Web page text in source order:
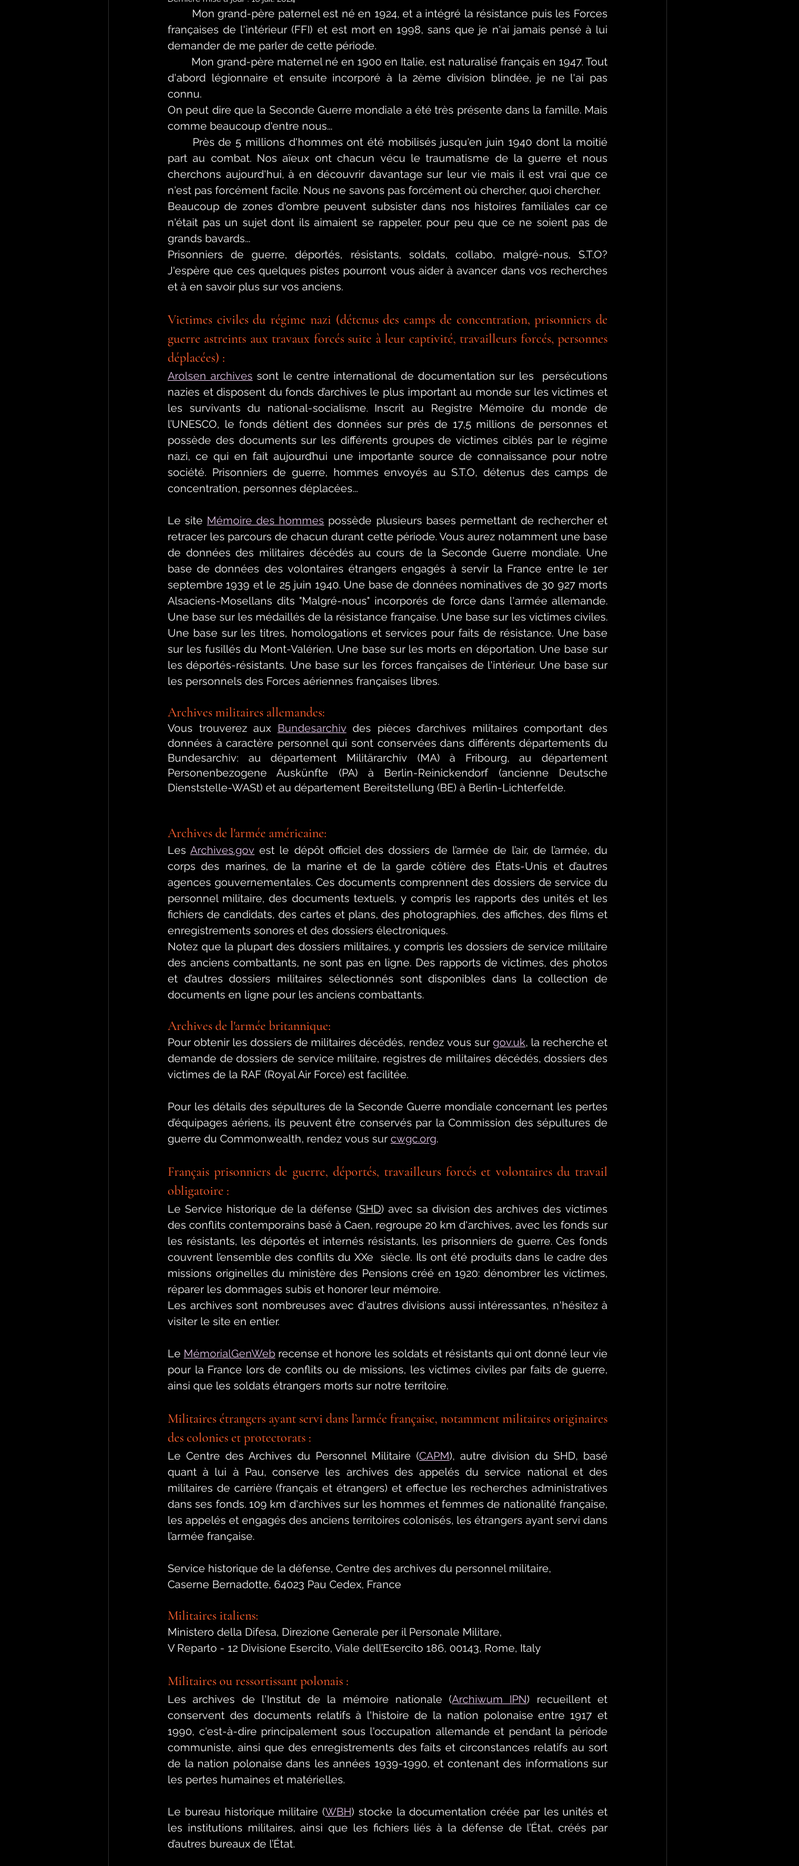
françaises de l'intérieur (FFI) et est mort en 1998, sans que je n'ai jamais pensé à lui
demander de me parler de cette période.
d'abord légionnaire et ensuite incorporé à la 2ème division blindée, je ne l'ai pas
connu.
On peut dire que la Seconde Guerre mondiale a été très présente dans la famille. Mais
comme beaucoup d'entre nous...
part au combat. Nos aïeux ont chacun vécu le traumatisme de la guerre et nous
cherchons aujourd'hui, à en découvrir davantage sur leur vie mais il est vrai que ce
n'est pas forcément facile. Nous ne savons pas forcément où chercher, quoi chercher.
Beaucoup de zones d'ombre peuvent subsister dans nos histoires familiales car ce
n'était pas un sujet dont ils aimaient se rappeler, pour peu que ce ne soient pas de
grands bavards...
Prisonniers de guerre, déportés, résistants, soldats, collabo, malgré-nous, S.T.O?
J'espère que ces quelques pistes pourront vous aider à avancer dans vos recherches
et à en savoir plus sur vos anciens.
Victimes civiles du régime nazi (détenus des camps de concentration, prisonniers de
guerre astreints aux travaux forcés suite à leur captivité, travailleurs forcés, personnes
déplacées) :
Arolsen archives sont le centre international de documentation sur les  persécutions
nazies et disposent du fonds d’archives le plus important au monde sur les victimes et
les survivants du national-socialisme. Inscrit au Registre Mémoire du monde de
l’UNESCO, le fonds détient des données sur près de 17,5 millions de personnes et
possède des documents sur les différents groupes de victimes ciblés par le régime
nazi, ce qui en fait aujourd’hui une importante source de connaissance pour notre
société. Prisonniers de guerre, hommes envoyés au S.T.O, détenus des camps de
concentration, personnes déplacées...
Le site Mémoire des hommes possède plusieurs bases permettant de rechercher et
retracer les parcours de chacun durant cette période. Vous aurez notamment une base
de données des militaires décédés au cours de la Seconde Guerre mondiale. Une
base de données des volontaires étrangers engagés à servir la France entre le 1er
septembre 1939 et le 25 juin 1940. Une base de données nominatives de 30 927 morts
Alsaciens-Mosellans dits "Malgré-nous" incorporés de force dans l'armée allemande.
Une base sur les médaillés de la résistance française. Une base sur les victimes civiles.
Une base sur les titres, homologations et services pour faits de résistance. Une base
sur les fusillés du Mont-Valérien. Une base sur les morts en déportation. Une base sur
les déportés-résistants. Une base sur les forces françaises de l'intérieur. Une base sur
les personnels des Forces aériennes françaises libres.
Archives militaires allemandes:
Vous trouverez aux Bundesarchiv des pièces d’archives militaires comportant des
données à caractère personnel qui sont conservées dans différents départements du
Bundesarchiv: au département Militärarchiv (MA) à Fribourg, au département
Personenbezogene Auskünfte (PA) à Berlin-Reinickendorf (ancienne Deutsche
Dienststelle-WASt) et au département Bereitstellung (BE) à Berlin-Lichterfelde.
Archives de l'armée américaine:
Les Archives.gov est le dépôt officiel des dossiers de l’armée de l’air, de l’armée, du
corps des marines, de la marine et de la garde côtière des États-Unis et d’autres
agences gouvernementales. Ces documents comprennent des dossiers de service du
personnel militaire, des documents textuels, y compris les rapports des unités et les
fichiers de candidats, des cartes et plans, des photographies, des affiches, des films et
enregistrements sonores et des dossiers électroniques.
Notez que la plupart des dossiers militaires, y compris les dossiers de service militaire
des anciens combattants, ne sont pas en ligne. Des rapports de victimes, des photos
et d’autres dossiers militaires sélectionnés sont disponibles dans la collection de
documents en ligne pour les anciens combattants.
Archives de l'armée britannique:
Pour obtenir les dossiers de militaires décédés, rendez vous sur gov.uk, la recherche et
demande de dossiers de service militaire, registres de militaires décédés, dossiers des
victimes de la RAF (Royal Air Force) est facilitée.
Pour les détails des sépultures de la Seconde Guerre mondiale concernant les pertes
d’équipages aériens, ils peuvent être conservés par la Commission des sépultures de
guerre du Commonwealth, rendez vous sur cwgc.org.
Français prisonniers de guerre, déportés, travailleurs forcés et volontaires du travail
obligatoire :
Le Service historique de la défense (SHD) avec sa division des archives des victimes
des conflits contemporains basé à Caen, regroupe 20 km d'archives, avec les fonds sur
les résistants, les déportés et internés résistants, les prisonniers de guerre. Ces fonds
couvrent l’ensemble des conflits du XXe  siècle. Ils ont été produits dans le cadre des
missions originelles du ministère des Pensions créé en 1920: dénombrer les victimes,
réparer les dommages subis et honorer leur mémoire.
Les archives sont nombreuses avec d'autres divisions aussi intéressantes, n'hésitez à
visiter le site en entier.
Le MémorialGenWeb recense et honore les soldats et résistants qui ont donné leur vie
pour la France lors de conflits ou de missions, les victimes civiles par faits de guerre,
ainsi que les soldats étrangers morts sur notre territoire.
Militaires étrangers ayant servi dans l’armée française, notamment militaires originaires
des colonies et protectorats :
Le Centre des Archives du Personnel Militaire (CAPM), autre division du SHD, basé
quant à lui à Pau, conserve les archives des appelés du service national et des
militaires de carrière (français et étrangers) et effectue les recherches administratives
dans ses fonds. 109 km d'archives sur les hommes et femmes de nationalité française,
les appelés et engagés des anciens territoires colonisés, les étrangers ayant servi dans
l’armée française.
Service historique de la défense, Centre des archives du personnel militaire,
Caserne Bernadotte, 64023 Pau Cedex, France
Militaires italiens:
Ministero della Difesa, Direzione Generale per il Personale Militare,
V Reparto - 12 Divisione Esercito, Viale dell’Esercito 186, 00143, Rome, Italy
Militaires ou ressortissant polonais :
Les archives de l'Institut de la mémoire nationale (Archiwum IPN) recueillent et
conservent des documents relatifs à l'histoire de la nation polonaise entre 1917 et
1990, c'est-à-dire principalement sous l'occupation allemande et pendant la période
communiste, ainsi que des enregistrements des faits et circonstances relatifs au sort
de la nation polonaise dans les années 1939-1990, et contenant des informations sur
les pertes humaines et matérielles.
Le bureau historique militaire (WBH) stocke la documentation créée par les unités et
les institutions militaires, ainsi que les fichiers liés à la défense de l’État, créés par
d’autres bureaux de l’État.